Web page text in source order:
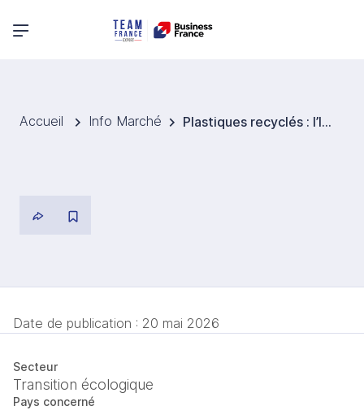
Menu principal
Accueil Info Marché Plastiques recyclés : l’Inde impose un tournant vers l’économie circulaire
Date de publication : 20 mai 2026
Secteur
Transition écologique
Pays concerné